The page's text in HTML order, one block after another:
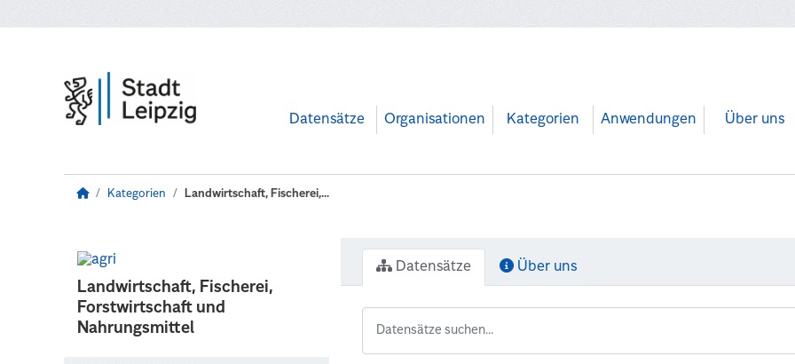
Datensätze Organisationen Kategorien Anwendungen Über uns
Kategorien Landwirtschaft, Fischerei,...
Landwirtschaft, Fischerei,
Forstwirtschaft und
Nahrungsmittel
Datensätze Über uns